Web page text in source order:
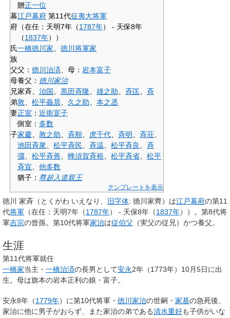
贈正一位
幕
府
江戸幕府 第11代征夷大将軍
（在任：天明7年（1787年） - 天保8年
（1837年））
氏
族
一橋徳川家 徳川将軍家
父
母
父： 徳川治済 、母： 岩本富子
養父： 徳川家治
兄
弟
家斉 治国 黒田斉隆 雄之助 斉匡
斉
敦
松平義居 久之助
本之丞
妻正室 ： 近衛寔子
側室： 多数
子家慶 敦之助 斉順 虎千代 斉明 斉荘
池田斉衆
松平斉民 斉温 松平斉良
斉
彊
松平斉善 蜂須賀斉裕 松平斉省
松平
斉宣
他多数
猶子： 尊超入道親王
テンプレートを表示
徳川 家斉 （とくがわ いえなり、 旧字体: 德川家齊）は江戸幕府の第11
代将軍 （在任：天明7年（1787年） - 天保8年（1837年））。第8代将
軍吉宗の曾孫。第10代将軍家治は従伯父 （実父の従兄）かつ養父。
生涯
第11代将軍就任
一橋家当主・ 一橋治済の長男として安永2年（1773年）10月5日に出
生。母は旗本の岩本正利の娘・富子。
安永8年（1779年）に第10代将軍・ 徳川家治の世嗣・ 家基の急死後、
家治に他に男子がおらず、また家治の弟である清水重好も子供がいな